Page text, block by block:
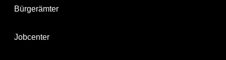
Bürgerämter
Jobcenter